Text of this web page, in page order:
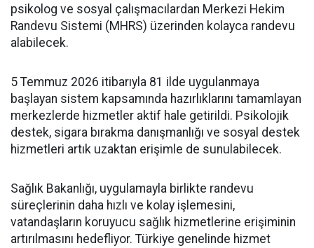
psikolog ve sosyal çalışmacılardan Merkezi Hekim
Randevu Sistemi (MHRS) üzerinden kolayca randevu
alabilecek.
5 Temmuz 2026 itibarıyla 81 ilde uygulanmaya
başlayan sistem kapsamında hazırlıklarını tamamlayan
merkezlerde hizmetler aktif hale getirildi. Psikolojik
destek, sigara bırakma danışmanlığı ve sosyal destek
hizmetleri artık uzaktan erişimle de sunulabilecek.
Sağlık Bakanlığı, uygulamayla birlikte randevu
süreçlerinin daha hızlı ve kolay işlemesini,
vatandaşların koruyucu sağlık hizmetlerine erişiminin
artırılmasını hedefliyor. Türkiye genelinde hizmet